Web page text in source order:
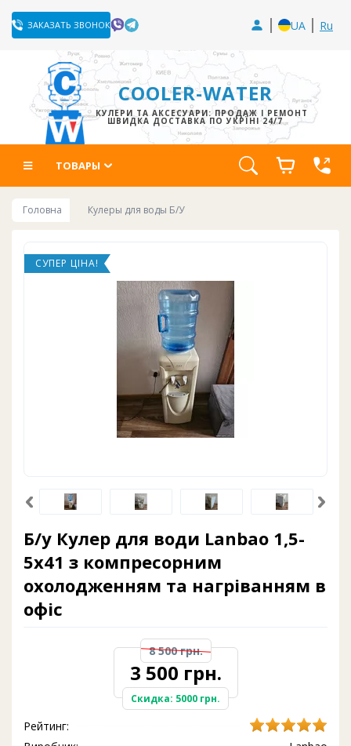
ЗАКАЗАТЬ ЗВОНОК UA Ru
COOLER-WATER
КУЛЕРИ ТА АКСЕСУАРИ: ПРОДАЖ І РЕМОНТ
ШВИДКА ДОСТАВКА ПО УКРЇНІ 24/7
ТОВАРЫ
Головна Кулеры для воды Б/У
СУПЕР ЦІНА!
Б/у Кулер для води Lanbao 1,5-
5x41 з компресорним
охолодженням та нагріванням в
офіс
8 500 грн.
3 500 грн.
Скидка: 5000 грн.
Рейтинг: